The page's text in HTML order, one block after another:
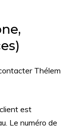
Thélem
est
Le numéro de